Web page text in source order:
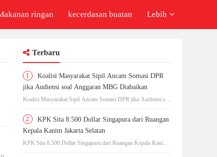
ringan kecerdasan buatan Lebih
Terbaru
1
Koalisi Masyarakat Sipil Ancam Somasi DPR
jika Audiensi soal Anggaran MBG Diabaikan
Koalisi Masyarakat Sipil Ancam Somasi DPR jika Audiensi soal
2
KPK Sita 8.500 Dollar Singapura dari Ruangan
Kepala Kanim Jakarta Selatan
KPK Sita 8.500 Dollar Singapura dari Ruangan Kepala Kanim